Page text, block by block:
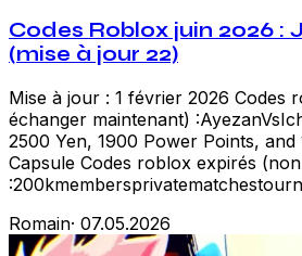
Codes Roblox juin 2026 :
(mise à jour 22)
Mise à jour : 1 février 2026 Codes
échanger maintenant)
2500 Yen, 1900 Power Points,
Capsule Codes roblox expirés
Romain· 07.05.2026